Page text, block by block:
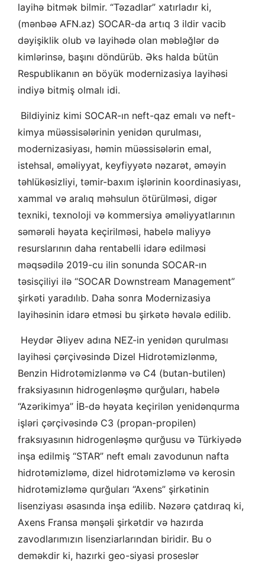
layihə bitmək bilmir. “Təzadlar” xatırladır ki,
(mənbəə AFN.az) SOCAR-da artıq 3 ildir vacib
dəyişiklik olub və layihədə olan məbləğlər də
kimlərinsə, başını döndürüb. Əks halda bütün
Respublikanın ən böyük modernizasiya layihəsi
indiyə bitmiş olmalı idi.
Bildiyiniz kimi SOCAR-ın neft-qaz emalı və neft-
kimya müəssisələrinin yenidən qurulması,
modernizasiyası, həmin müəssisələrin emal,
istehsal, əməliyyat, keyfiyyətə nəzarət, əməyin
təhlükəsizliyi, təmir-baxım işlərinin koordinasiyası,
xammal və aralıq məhsulun ötürülməsi, digər
texniki, texnoloji və kommersiya əməliyyatlarının
səmərəli həyata keçirilməsi, habelə maliyyə
resurslarının daha rentabelli idarə edilməsi
məqsədilə 2019-cu ilin sonunda SOCAR-ın
təsisçiliyi ilə “SOCAR Downstream Management”
şirkəti yaradılıb. Daha sonra Modernizasiya
layihəsinin idarə etməsi bu şirkətə həvalə edilib.
Heydər Əliyev adına NEZ-in yenidən qurulması
layihəsi çərçivəsində Dizel Hidrotəmizlənmə,
Benzin Hidrotəmizlənmə və C4 (butan-butilen)
fraksiyasının hidrogenləşmə qurğuları, habelə
“Azərikimya” İB-də həyata keçirilən yenidənqurma
işləri çərçivəsində C3 (propan-propilen)
fraksıyasının hidrogenləşmə qurğusu və Türkiyədə
inşa edilmiş “STAR” neft emalı zavodunun nafta
hidrotəmizləmə, dizel hidrotəmizləmə və kerosin
hidrotəmizləmə qurğuları “Axens” şirkətinin
lisenziyası əsasında inşa edilib. Nəzərə çatdıraq ki,
Axens Fransa mənşəli şirkətdir və hazırda
zavodlarımızın lisenziarlarından biridir. Bu o
deməkdir ki, hazırki geo-siyasi proseslər